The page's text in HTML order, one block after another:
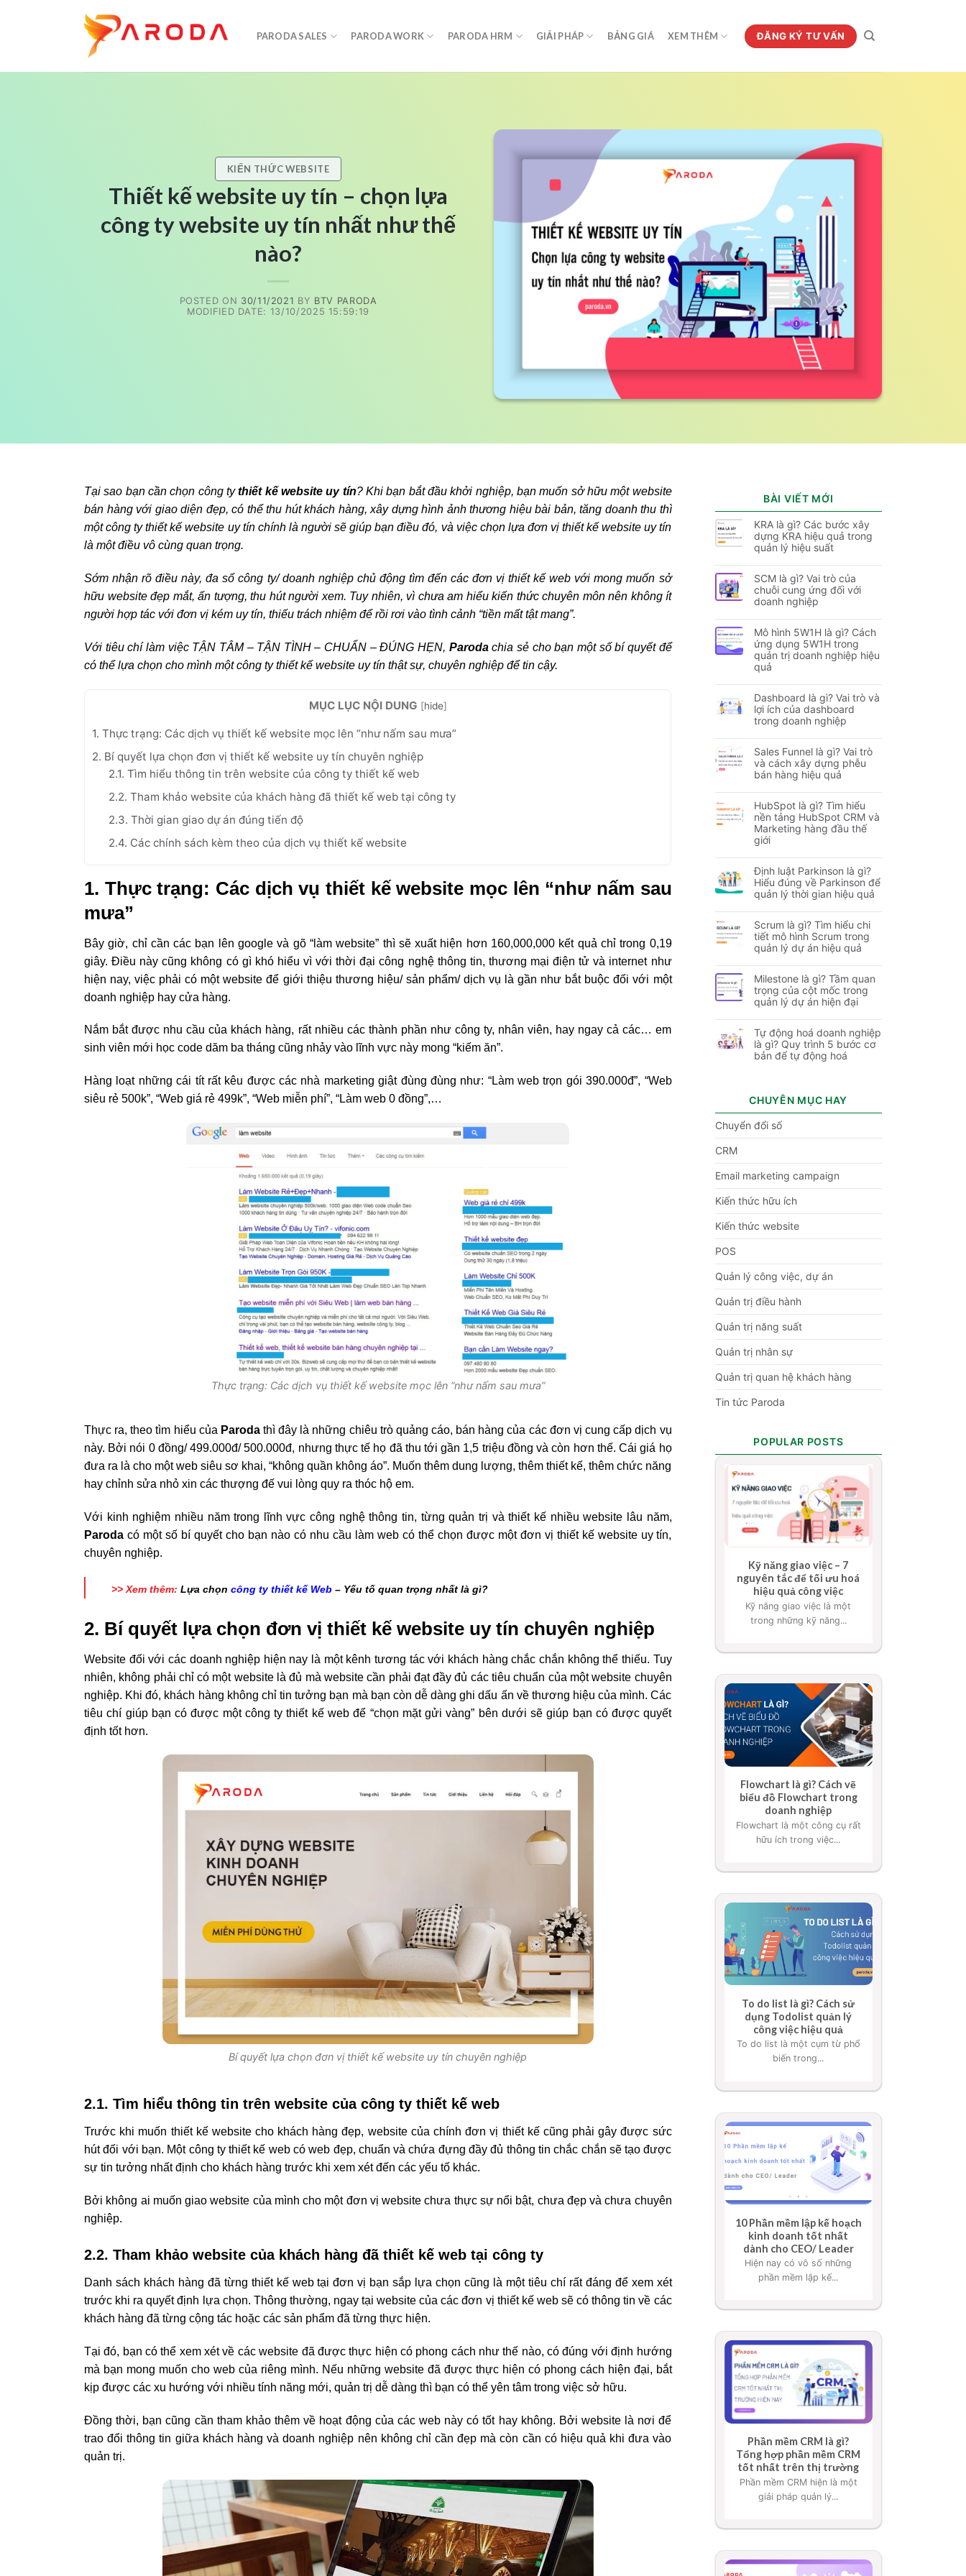
PARODA SALES PARODA WORK PARODA HRM GIẢI PHÁP BẢNG GIÁ XEM THÊM ĐĂNG KÝ TƯ VẤN
KIẾN THỨC WEBSITE
Thiết kế website uy tín – chọn lựa
công ty website uy tín nhất như thế
nào?
POSTED ON 30/11/2021 BY BTV PARODA
MODIFIED DATE: 13/10/2025 15:59:19
Tại sao bạn cần chọn công tythiết kế website uy tín? Khi bạn bắt đầu khởi nghiệp, bạn muốn sở hữu một website
bán hàng với giao diện đẹp, có thể thu hút khách hàng, xây dựng hình ảnh thương hiệu bài bản, tăng doanh thu thì
một công ty thiết kế website uy tín chính là người sẽ giúp bạn điều đó, và việc chọn lựa đơn vị thiết kế website uy tín
là một điều vô cùng quan trọng.
Sớm nhận rõ điều này, đa số công ty/ doanh nghiệp chủ động tìm đến các đơn vị thiết kế web với mong muốn sở
hữu website đẹp mắt, ấn tượng, thu hút người xem. Tuy nhiên, vì chưa am hiểu kiến thức chuyên môn nên không ít
người hợp tác với đơn vị kém uy tín, thiếu trách nhiệm để rồi rơi vào tình cảnh “tiền mất tật mang”.
Với tiêu chí làm việc TẬN TÂM – TẬN TÌNH – CHUẨN – ĐÚNG HẸN, Paroda chia sẻ cho bạn một số bí quyết để
có thể lựa chọn cho mình một công ty thiết kế website uy tín thật sự, chuyên nghiệp để tin cậy.
MỤC LỤC NỘI DUNG [hide]
1. Thực trạng: Các dịch vụ thiết kế website mọc lên “như nấm sau mưa”
2. Bí quyết lựa chọn đơn vị thiết kế website uy tín chuyên nghiệp
2.1. Tìm hiểu thông tin trên website của công ty thiết kế web
2.2. Tham khảo website của khách hàng đã thiết kế web tại công ty
2.3. Thời gian giao dự án đúng tiến độ
2.4. Các chính sách kèm theo của dịch vụ thiết kế website
1. Thực trạng: Các dịch vụ thiết kế website mọc lên “như nấm sau
mưa”
Bây giờ, chỉ cần các bạn lên google và gõ “làm website” thì sẽ xuất hiện hơn 160,000,000 kết quả chỉ trong 0,19
giây. Điều này cũng không có gì khó hiểu vì với thời đại công nghệ thông tin, thương mại điện tử và internet như
hiện nay, việc phải có một website để giới thiệu thương hiệu/ sản phẩm/ dịch vụ là gần như bắt buộc đối với một
doanh nghiệp hay cửa hàng.
Nắm bắt được nhu cầu của khách hàng, rất nhiều các thành phần như công ty, nhân viên, hay ngay cả các… em
sinh viên mới học code dăm ba tháng cũng nhảy vào lĩnh vực này mong “kiếm ăn”.
Hàng loạt những cái tít rất kêu được các nhà marketing giật đùng đùng như: “Làm web trọn gói 390.000đ”, “Web
siêu rẻ 500k”, “Web giá rẻ 499k”, “Web miễn phí”, “Làm web 0 đồng”,…
Thực trạng: Các dịch vụ thiết kế website mọc lên “như nấm sau mưa”
Thực ra, theo tìm hiểu của Parodathì đây là những chiêu trò quảng cáo, bán hàng của các đơn vị cung cấp dịch vụ
này. Bởi nói 0 đồng/ 499.000đ/ 500.000đ, nhưng thực tế họ đã thu tới gần 1,5 triệu đồng và còn hơn thế. Cái giá họ
đưa ra là cho một web siêu sơ khai, “không quần không áo”. Muốn thêm dung lượng, thêm thiết kế, thêm chức năng
hay chỉnh sửa nhỏ xin các thượng đế vui lòng quy ra thóc hộ em.
Với kinh nghiệm nhiều năm trong lĩnh vực công nghệ thông tin, từng quản trị và thiết kế nhiều website lâu năm,
Paroda có một số bí quyết cho bạn nào có nhu cầu làm web có thể chọn được một đơn vị thiết kế website uy tín,
chuyên nghiệp.
>> Xem thêm: Lựa chọn công ty thiết kế Web – Yếu tố quan trọng nhất là gì?
2. Bí quyết lựa chọn đơn vị thiết kế website uy tín chuyên nghiệp
Website đối với các doanh nghiệp hiện nay là một kênh tương tác với khách hàng chắc chắn không thể thiếu. Tuy
nhiên, không phải chỉ có một website là đủ mà website cần phải đạt đầy đủ các tiêu chuẩn của một website chuyên
nghiệp. Khi đó, khách hàng không chỉ tin tưởng bạn mà bạn còn dễ dàng ghi dấu ấn về thương hiệu của mình. Các
tiêu chí giúp bạn có được một công ty thiết kế web để “chọn mặt gửi vàng” bên dưới sẽ giúp bạn có được quyết
định tốt hơn.
Bí quyết lựa chọn đơn vị thiết kế website uy tín chuyên nghiệp
2.1. Tìm hiểu thông tin trên website của công ty thiết kế web
Trước khi muốn thiết kế website cho khách hàng đẹp, website của chính đơn vị thiết kế cũng phải gây được sức
hút đối với bạn. Một công ty thiết kế web có web đẹp, chuẩn và chứa đựng đầy đủ thông tin chắc chắn sẽ tạo được
sự tin tưởng nhất định cho khách hàng trước khi xem xét đến các yếu tố khác.
Bởi không ai muốn giao website của mình cho một đơn vị website chưa thực sự nổi bật, chưa đẹp và chưa chuyên
nghiệp.
2.2. Tham khảo website của khách hàng đã thiết kế web tại công ty
Danh sách khách hàng đã từng thiết kế web tại đơn vị bạn sắp lựa chọn cũng là một tiêu chí rất đáng để xem xét
trước khi ra quyết định lựa chọn. Thông thường, ngay tại website của các đơn vị thiết kế web sẽ có thông tin về các
khách hàng đã từng cộng tác hoặc các sản phẩm đã từng thực hiện.
Tại đó, bạn có thể xem xét về các website đã được thực hiện có phong cách như thế nào, có đúng với định hướng
mà bạn mong muốn cho web của riêng mình. Nếu những website đã được thực hiện có phong cách hiện đại, bắt
kịp được các xu hướng với nhiều tính năng mới, quản trị dễ dàng thì bạn có thể yên tâm trong việc sở hữu.
Đồng thời, bạn cũng cần tham khảo thêm về hoạt động của các web này có tốt hay không. Bởi website là nơi để
trao đổi thông tin giữa khách hàng và doanh nghiệp nên không chỉ cần đẹp mà còn cần có hiệu quả khi đưa vào
quản trị.
BÀI VIẾT MỚI
KRA là gì? Các bước xây
dựng KRA hiệu quả trong
quản lý hiệu suất
SCM là gì? Vai trò của
chuỗi cung ứng đối với
doanh nghiệp
Mô hình 5W1H là gì? Cách
ứng dụng 5W1H trong
quản trị doanh nghiệp hiệu
quả
Dashboard là gì? Vai trò và
lợi ích của dashboard
trong doanh nghiệp
Sales Funnel là gì? Vai trò
và cách xây dựng phễu
bán hàng hiệu quả
HubSpot là gì? Tìm hiểu
nền tảng HubSpot CRM và
Marketing hàng đầu thế
giới
Định luật Parkinson là gì?
Hiểu đúng về Parkinson để
quản lý thời gian hiệu quả
Scrum là gì? Tìm hiểu chi
tiết mô hình Scrum trong
quản lý dự án hiệu quả
Milestone là gì? Tầm quan
trọng của cột mốc trong
quản lý dự án hiện đại
Tự động hoá doanh nghiệp
là gì? Quy trình 5 bước cơ
bản để tự động hoá
CHUYÊN MỤC HAY
Chuyển đổi số
CRM
Email marketing campaign
Kiến thức hữu ích
Kiến thức website
POS
Quản lý công việc, dự án
Quản trị điều hành
Quản trị năng suất
Quản trị nhân sự
Quản trị quan hệ khách hàng
Tin tức Paroda
POPULAR POSTS
Kỹ năng giao việc – 7
nguyên tắc để tối ưu hoá
hiệu quả công việc
Kỹ năng giao việc là một
trong những kỹ năng...
Flowchart là gì? Cách vẽ
biểu đồ Flowchart trong
doanh nghiệp
Flowchart là một công cụ rất
hữu ích trong việc...
To do list là gì? Cách sử
dụng Todolist quản lý
công việc hiệu quả
To do list là một cụm từ phổ
biến trong...
10 Phần mềm lập kế hoạch
kinh doanh tốt nhất
dành cho CEO/ Leader
Hiện nay có vô số những
phần mềm lập kế...
Phần mềm CRM là gì?
Tổng hợp phần mềm CRM
tốt nhất trên thị trường
Phần mềm CRM hiện là một
giải pháp quản lý...